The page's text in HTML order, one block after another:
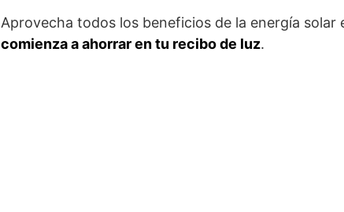
Aprovecha todos los beneficios de la energía solar
comienza a ahorrar en tu recibo de luz.